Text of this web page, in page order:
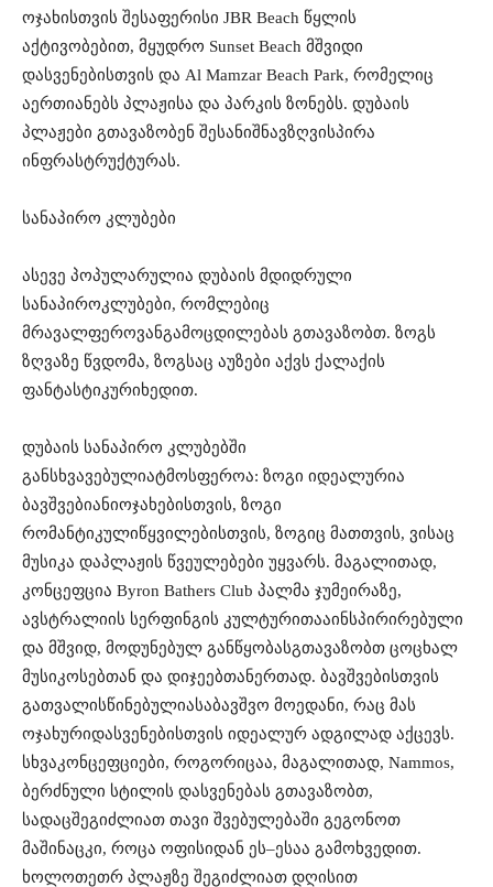
ოჯახისთვის შესაფერისი JBR Beach წყლის
აქტივობებით, მყუდრო Sunset Beach მშვიდი
დასვენებისთვის და Al Mamzar Beach Park, რომელიც
აერთიანებს პლაჟისა და პარკის ზონებს. დუბაის
პლაჟები გთავაზობენ შესანიშნავზღვისპირა
ინფრასტრუქტურას.
სანაპირო კლუბები
ასევე პოპულარულია დუბაის მდიდრული
სანაპიროკლუბები, რომლებიც
მრავალფეროვანგამოცდილებას გთავაზობთ. ზოგს
ზღვაზე წვდომა, ზოგსაც აუზები აქვს ქალაქის
ფანტასტიკურიხედით.
დუბაის სანაპირო კლუბებში
განსხვავებულიატმოსფეროა: ზოგი იდეალურია
ბავშვებიანიოჯახებისთვის, ზოგი
რომანტიკულიწყვილებისთვის, ზოგიც მათთვის, ვისაც
მუსიკა დაპლაჟის წვეულებები უყვარს. მაგალითად,
კონცეფცია Byron Bathers Club პალმა ჯუმეირაზე,
ავსტრალიის სერფინგის კულტურითააინსპირირებული
და მშვიდ, მოდუნებულ განწყობასგთავაზობთ ცოცხალ
მუსიკოსებთან და დიჯეებთანერთად. ბავშვებისთვის
გათვალისწინებულიასაბავშვო მოედანი, რაც მას
ოჯახურიდასვენებისთვის იდეალურ ადგილად აქცევს.
სხვაკონცეფციები, როგორიცაა, მაგალითად, Nammos,
ბერძნული სტილის დასვენებას გთავაზობთ,
სადაცშეგიძლიათ თავი შვებულებაში გეგონოთ
მაშინაცკი, როცა ოფისიდან ეს–ესაა გამოხვედით.
ხოლოთეთრ პლაჟზე შეგიძლიათ დღისით